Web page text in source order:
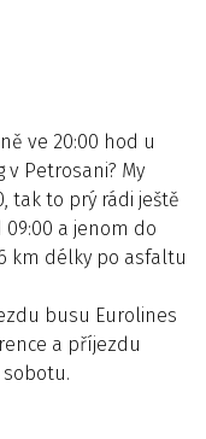
ve 20:00 hod u
Petrosani? My
tak to prý rádi ještě
a jenom do
km délky po asfaltu
busu Eurolines
a příjezdu
sobotu.